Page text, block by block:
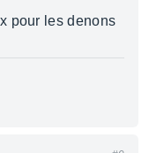
pour les denons